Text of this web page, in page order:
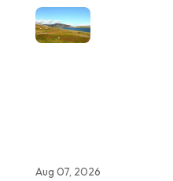
Aug 07, 2026